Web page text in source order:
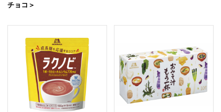
チョコ＞